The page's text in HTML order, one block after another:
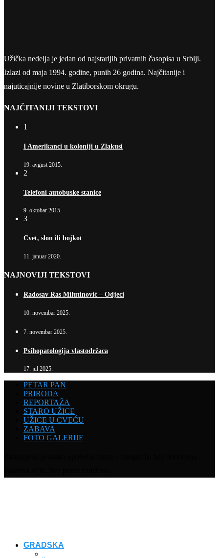
Užička nedelja je jedan od najstarijih privatnih časopisa u Srbiji.
Izlazi od maja 1994. godine, punih 26 godina. Najčitanije i
najuticajnije novine u Zlatiborskom okrugu.
NAJČITANIJI TEKSTOVI
1
I Amerikanci u koloniji u Zlakusi
19. avgust 2015.
2
Telefoni autobuske stanice
9. oktobar 2015.
3
Cvet, slon ili bojkot
11. januar 2020.
NAJNOVIJI TEKSTOVI
Radosav Ras Milutinović – Odjeci
10. novembar 2025.
7. novembar 2025.
Psihopatologija vlastodržaca
17. jul 2025.
PETAR PAN
PRIRODA
REPORTAŽA
STARO UŽICE
UŽICE U CVEĆU
ZABAVA
FOTO GALERIJE
GRADSKA